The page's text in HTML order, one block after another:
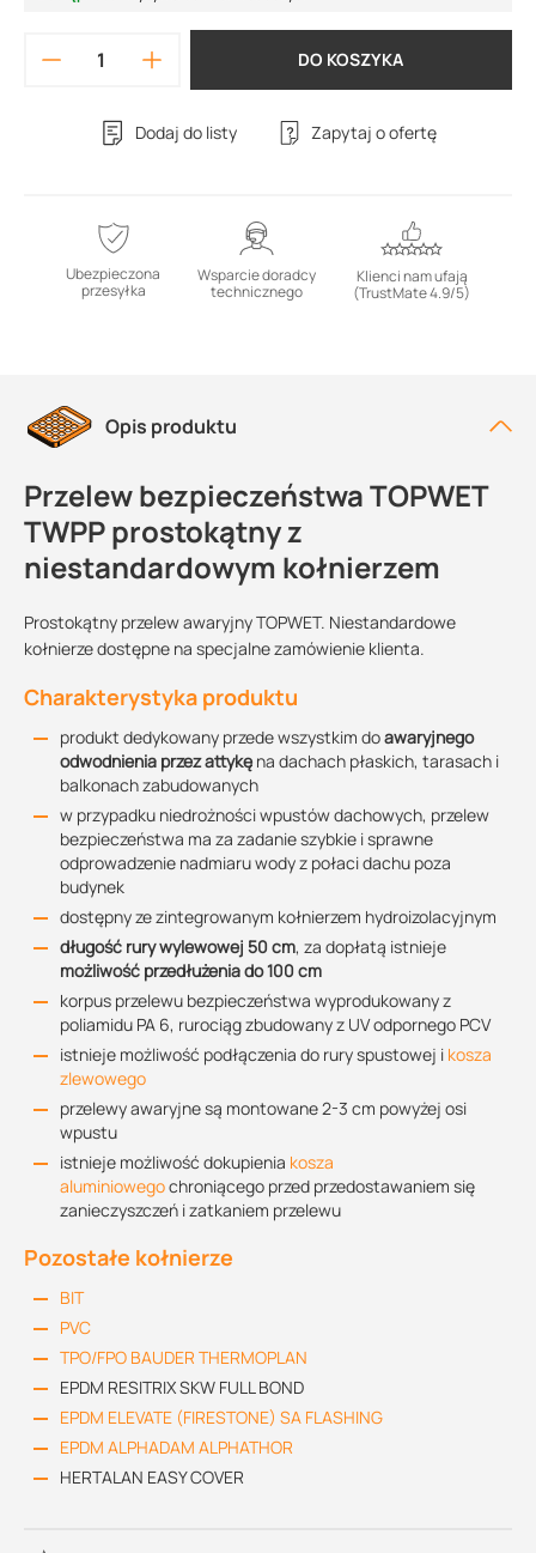
DO KOSZYKA
Dodaj do listy Zapytaj o ofertę
Ubezpieczona
przesyłka
Wsparcie doradcy
technicznego
Klienci nam ufają
(TrustMate 4.9/5)
Opis produktu
Przelew bezpieczeństwa TOPWET
TWPP prostokątny z
niestandardowym kołnierzem
Prostokątny przelew awaryjny TOPWET. Niestandardowe
kołnierze dostępne na specjalne zamówienie klienta.
Charakterystyka produktu
produkt dedykowany przede wszystkim doawaryjnego
odwodnienia przez attykę na dachach płaskich, tarasach i
balkonach zabudowanych
w przypadku niedrożności wpustów dachowych, przelew
bezpieczeństwa ma za zadanie szybkie i sprawne
odprowadzenie nadmiaru wody z połaci dachu poza
budynek
dostępny ze zintegrowanym kołnierzem hydroizolacyjnym
długość rury wylewowej 50 cm, za dopłatą istnieje
możliwość przedłużenia do 100 cm
korpus przelewu bezpieczeństwa wyprodukowany z
poliamidu PA 6, rurociąg zbudowany z UV odpornego PCV
istnieje możliwość podłączenia do rury spustowej i kosza
zlewowego
przelewy awaryjne są montowane 2-3 cm powyżej osi
wpustu
istnieje możliwość dokupienia kosza
aluminiowegochroniącego przed przedostawaniem się
zanieczyszczeń i zatkaniem przelewu
Pozostałe kołnierze
BIT
PVC
TPO/FPO BAUDER THERMOPLAN
EPDM RESITRIX SKW FULL BOND
EPDM ELEVATE (FIRESTONE) SA FLASHING
EPDM ALPHADAM ALPHATHOR
HERTALAN EASY COVER